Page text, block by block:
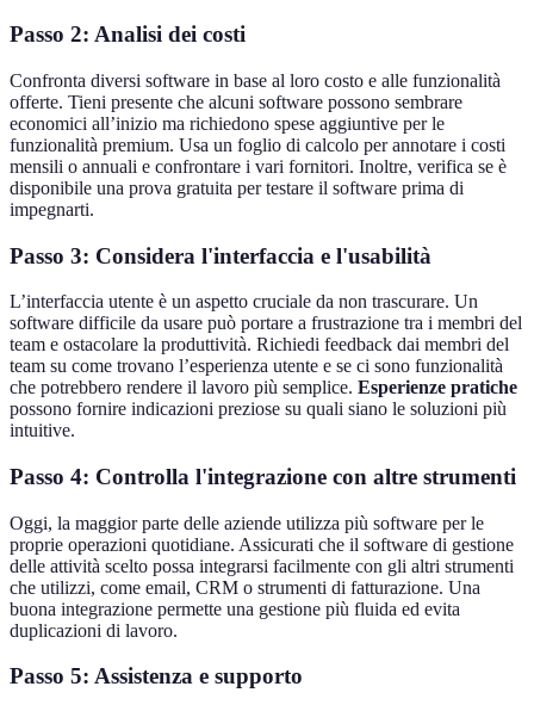
Passo 2: Analisi dei costi
Confronta diversi software in base al loro costo e alle funzionalità
offerte. Tieni presente che alcuni software possono sembrare
economici all’inizio ma richiedono spese aggiuntive per le
funzionalità premium. Usa un foglio di calcolo per annotare i costi
mensili o annuali e confrontare i vari fornitori. Inoltre, verifica se è
disponibile una prova gratuita per testare il software prima di
impegnarti.
Passo 3: Considera l'interfaccia e l'usabilità
L’interfaccia utente è un aspetto cruciale da non trascurare. Un
software difficile da usare può portare a frustrazione tra i membri del
team e ostacolare la produttività. Richiedi feedback dai membri del
team su come trovano l’esperienza utente e se ci sono funzionalità
che potrebbero rendere il lavoro più semplice. Esperienze pratiche
possono fornire indicazioni preziose su quali siano le soluzioni più
intuitive.
Passo 4: Controlla l'integrazione con altre strumenti
Oggi, la maggior parte delle aziende utilizza più software per le
proprie operazioni quotidiane. Assicurati che il software di gestione
delle attività scelto possa integrarsi facilmente con gli altri strumenti
che utilizzi, come email, CRM o strumenti di fatturazione. Una
buona integrazione permette una gestione più fluida ed evita
duplicazioni di lavoro.
Passo 5: Assistenza e supporto